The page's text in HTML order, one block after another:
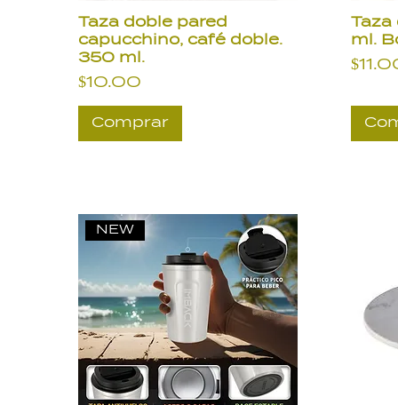
Taza doble pared
capucchino, café doble.
350 ml.
Precio
$10.00
Comprar
Taza
ml.
NEW